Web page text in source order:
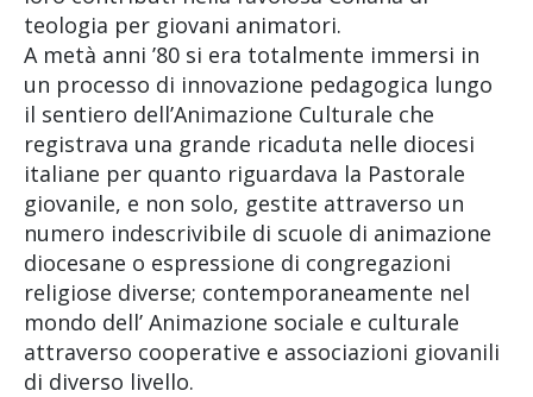
teologia per giovani animatori.
A metà anni ’80 si era totalmente immersi in
un processo di innovazione pedagogica lungo
il sentiero dell’Animazione Culturale che
registrava una grande ricaduta nelle diocesi
italiane per quanto riguardava la Pastorale
giovanile, e non solo, gestite attraverso un
numero indescrivibile di scuole di animazione
diocesane o espressione di congregazioni
religiose diverse; contemporaneamente nel
mondo dell’ Animazione sociale e culturale
attraverso cooperative e associazioni giovanili
di diverso livello.